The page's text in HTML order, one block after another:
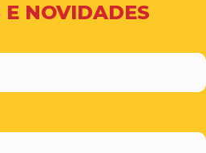
E NOVIDADES